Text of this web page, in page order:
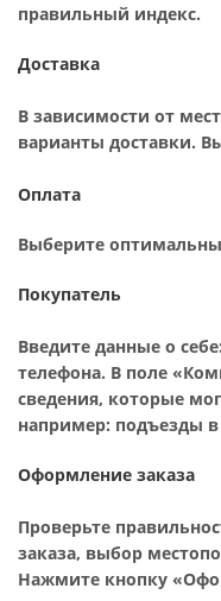
правильный индекс.
Доставка
В зависимости от
варианты доставки.
Оплата
Выберите
Покупатель
Введите данные о
телефона. В поле
сведения, которые
например: подъезды в
Оформление заказа
Проверьте
заказа, выбор
Нажмите кнопку